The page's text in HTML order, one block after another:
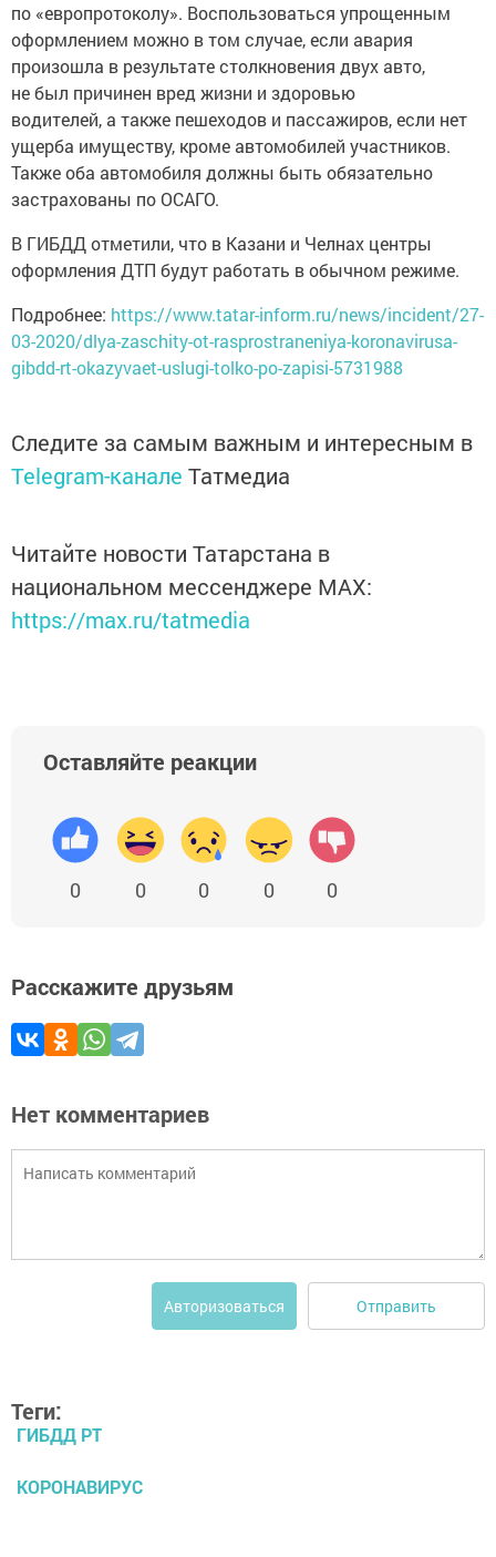
по «европротоколу». Воспользоваться упрощенным
оформлением можно в том случае, если авария
произошла в результате столкновения двух авто,
не был причинен вред жизни и здоровью
водителей, а также пешеходов и пассажиров, если нет
ущерба имуществу, кроме автомобилей участников.
Также оба автомобиля должны быть обязательно
застрахованы по ОСАГО.
В ГИБДД отметили, что в Казани и Челнах центры
оформления ДТП будут работать в обычном режиме.
Подробнее: https://www.tatar-inform.ru/news/incident/27-
03-2020/dlya-zaschity-ot-rasprostraneniya-koronavirusa-
gibdd-rt-okazyvaet-uslugi-tolko-po-zapisi-5731988
Следите за самым важным и интересным в
Telegram-канале Татмедиа
Читайте новости Татарстана в
национальном мессенджере MАХ:
https://max.ru/tatmedia
Оставляйте реакции
0 0 0 0 0
Расскажите друзьям
Нет комментариев
Авторизоваться Отправить
Теги:
ГИБДД РТ
КОРОНАВИРУС